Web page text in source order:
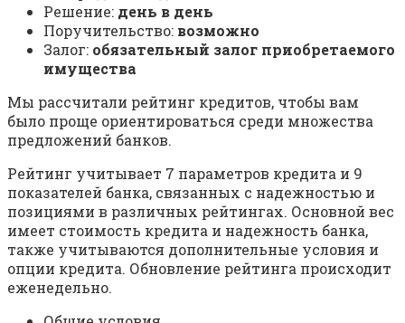
Решение: день в день
Поручительство: возможно
Залог: обязательный залог приобретаемого
имущества
Мы рассчитали рейтинг кредитов, чтобы вам
было проще ориентироваться среди множества
предложений банков.
Рейтинг учитывает 7 параметров кредита и 9
показателей банка, связанных с надежностью и
позициями в различных рейтингах. Основной вес
имеет стоимость кредита и надежность банка,
также учитываются дополнительные условия и
опции кредита. Обновление рейтинга происходит
еженедельно.